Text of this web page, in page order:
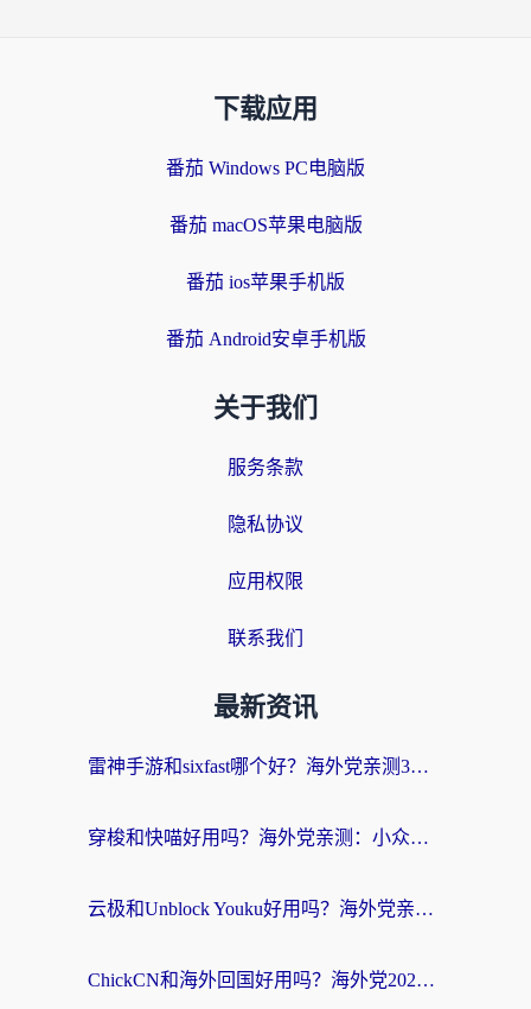
下载应用
番茄 Windows PC电脑版
番茄 macOS苹果电脑版
番茄 ios苹果手机版
番茄 Android安卓手机版
关于我们
服务条款
隐私协议
应用权限
联系我们
最新资讯
雷神手游和sixfast哪个好？海外党亲测3款回国加速器，教你选对不踩坑
穿梭和快喵好用吗？海外党亲测：小众加速器对比+番茄加速器深度体验
云极和Unblock Youku好用吗？海外党亲测+2026回国加速器避坑指南
ChickCN和海外回国好用吗？海外党2026亲测：从手游到影音，选对加速器的3个关键